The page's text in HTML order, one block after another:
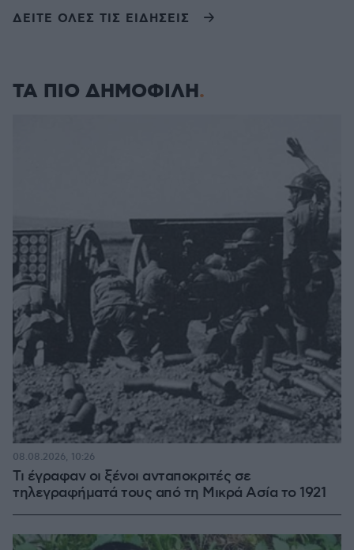
ΔΕΙΤΕ ΟΛΕΣ ΤΙΣ ΕΙΔΗΣΕΙΣ
ΤΑ ΠΙΟ ΔΗΜΟΦΙΛΗ
Τι έγραφαν οι ξένοι ανταποκριτές σε
τηλεγραφήματά τους από τη Μικρά Ασία το 1921
08.08.2026, 10:26